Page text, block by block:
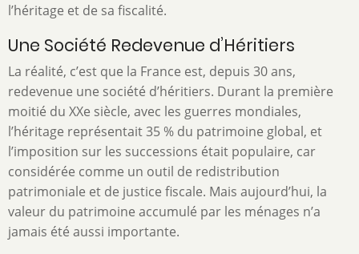
l’héritage et de sa fiscalité.
Une Société Redevenue d’Héritiers
La réalité, c’est que la France est, depuis 30 ans,
redevenue une société d’héritiers. Durant la première
moitié du XXe siècle, avec les guerres mondiales,
l’héritage représentait 35 % du patrimoine global, et
l’imposition sur les successions était populaire, car
considérée comme un outil de redistribution
patrimoniale et de justice fiscale. Mais aujourd’hui, la
valeur du patrimoine accumulé par les ménages n’a
jamais été aussi importante.